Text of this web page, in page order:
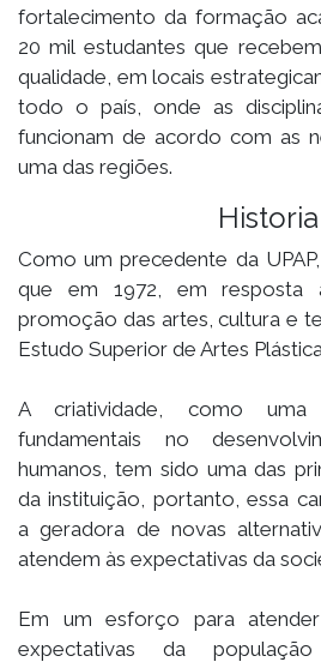
fortalecimento da formação
20 mil estudantes que
qualidade, em locais
todo o país, onde as
funcionam de acordo com as
uma das regiões.
Historia
Como um precedente da
que em 1972, em resposta
promoção das artes, cultura e
Estudo Superior de Artes
A criatividade, como uma
fundamentais no
humanos, tem sido uma das
da instituição, portanto, essa
a geradora de novas
atendem às expectativas da
Em um esforço para
expectativas da